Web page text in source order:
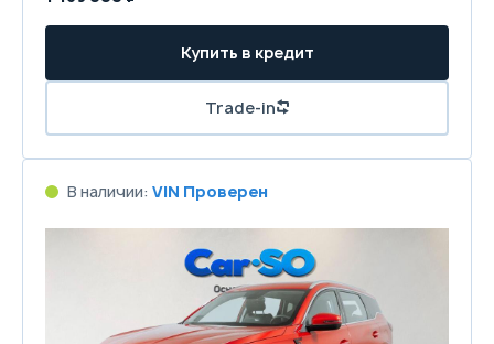
Купить в кредит
Trade-in
В наличии: VIN Проверен